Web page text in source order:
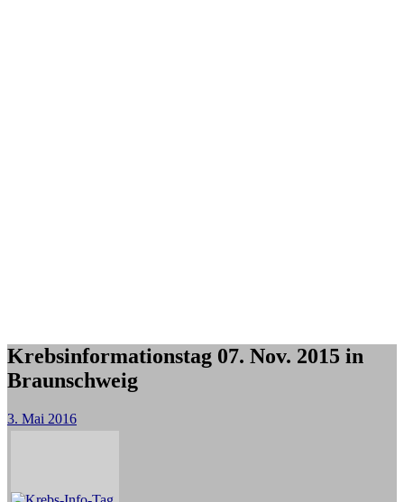
Krebsinformationstag 07. Nov. 2015 in
Braunschweig
3. Mai 2016